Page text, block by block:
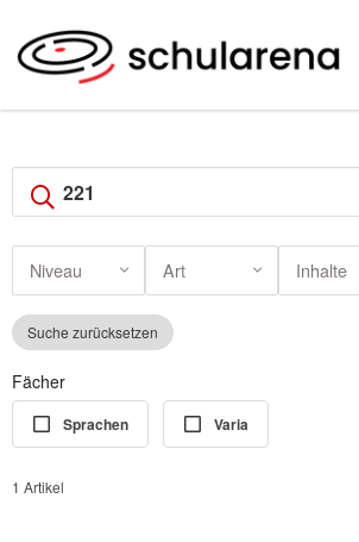
Niveau Art Inhalte
Suche zurücksetzen
Fächer
Sprachen Varia
1 Artikel